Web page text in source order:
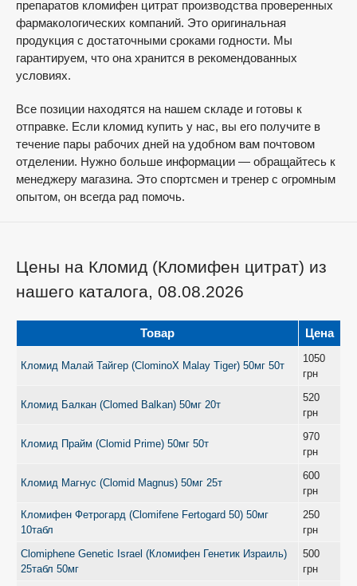
препаратов кломифен цитрат производства проверенных
фармакологических компаний. Это оригинальная
продукция с достаточными сроками годности. Мы
гарантируем, что она хранится в рекомендованных
условиях.
Все позиции находятся на нашем складе и готовы к
отправке. Если кломид купить у нас, вы его получите в
течение пары рабочих дней на удобном вам почтовом
отделении. Нужно больше информации — обращайтесь к
менеджеру магазина. Это спортсмен и тренер с огромным
опытом, он всегда рад помочь.
Цены на Кломид (Кломифен цитрат) из
нашего каталога, 08.08.2026
Товар Цена
Кломид Малай Тайгер (ClominoX Malay Tiger) 50мг 50т
1050
грн
Кломид Балкан (Clomed Balkan) 50мг 20т
520
грн
Кломид Прайм (Clomid Prime) 50мг 50т
970
грн
Кломид Магнус (Clomid Magnus) 50мг 25т
600
грн
Кломифен Фетрогард (Clomifene Fertogard 50) 50мг
10табл
250
грн
Clomiphene Genetic Israel (Кломифен Генетик Израиль)
25табл 50мг
500
грн